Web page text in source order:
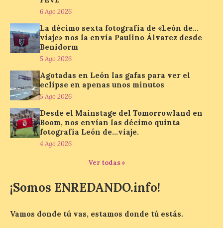
martes 4 de agosto una nueva edición de
su tradicional Mercado Medieval, que
Un viaje a la Antigüedad:
el Museo del Prado
propone un recorrido por
obras de su Colección de
inspiración clásica
6 Ago 2026
Al hilo del estreno de La
Nolan. La pieza de vídeo
obras relacionadas con la
Antigüedad clásica, la mitología y los
6 Ago 2026
La décimo sexta fotografía de «León de…
viaje» nos la envía Paulino Álvarez desde
Benidorm
5 Ago 2026
Agotadas en León las gafas para ver el
eclipse en apenas unos minutos
5 Ago 2026
Desde el Mainstage del Tomorrowland en
Boom, nos envían las décimo quinta
fotografía León de…viaje.
4 Ago 2026
Ver todas »
¡Somos ENREDANDO.info!
Vamos donde tú vas, estamos donde tú estás.